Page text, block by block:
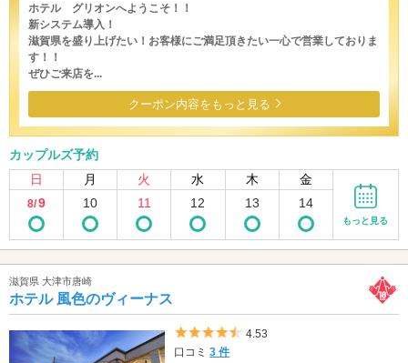
ホテル グリオンへようこそ！！
新システム導入！
滋賀県を盛り上げたい！お客様にご満足頂きたい一心で営業しておりま
す！！
ぜひご来店を...
クーポン内容をもっと見る
カップルズ予約
日
月 火 水 木 金
8/9 10 11 12 13 14
もっと見る
滋賀県 大津市唐崎
ホテル 風色のヴィーナス
5つ星のうち4.5
4.53
口コミ3 件